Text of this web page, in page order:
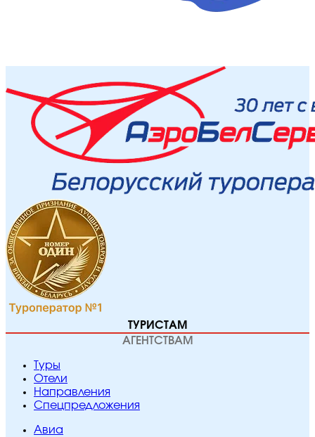
ТУРИСТАМ
АГЕНТСТВАМ
Туры
Отели
Направления
Спецпредложения
Авиа